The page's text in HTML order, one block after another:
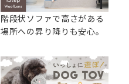
階段状ソファで高さがある
場所への昇り降りも安心。